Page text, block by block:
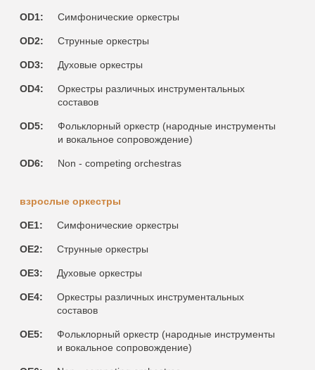
OD1: Симфонические оркестры
OD2: Струнные оркестры
OD3: Духовые оркестры
OD4:
Оркестры различных инструментальных
составов
OD5:
Фольклорный оркестр (народные инструменты
и вокальное сопровождение)
OD6: Non - competing orchestras
взрослые оркестры
OE1: Симфонические оркестры
OE2: Струнные оркестры
OE3: Духовые оркестры
OE4:
Оркестры различных инструментальных
составов
OE5:
Фольклорный оркестр (народные инструменты
и вокальное сопровождение)